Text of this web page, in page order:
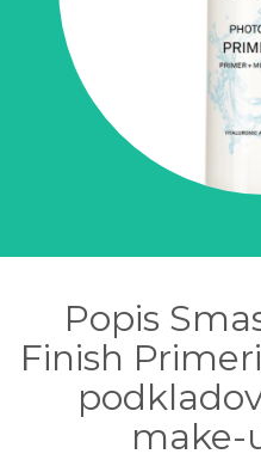
Popis
Finish
make-